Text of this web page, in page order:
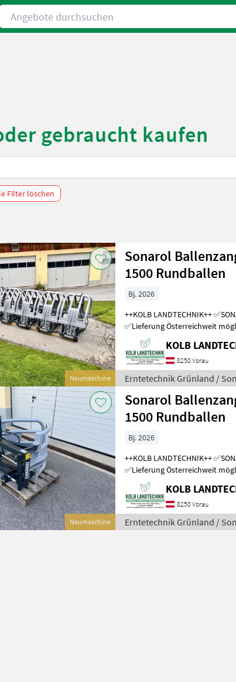
Angebote durchsuchen
gebraucht kaufen
Filter löschen
Neumaschine
Sonarol
1500 Rundballen
Bj. 2026
++KOLB LANDTECHNIK++ ✅SONAROL Rundballengreifer CBE 1500
✅Lieferung Österreichweit möglich ✅1550mm
✅lagernd mit Euro- und
KOLB
8250 Vorau
Erntetechnik Grünland /
Neumaschine
Sonarol
1500 Rundballen
Bj. 2026
++KOLB LANDTECHNIK++ ✅SONAROL Rundballengreifer CBE 1500
✅Lieferung Österreichweit möglich ✅3-Punkt und Euro
Aufnahme ✅150cm
KOLB
8250 Vorau
Erntetechnik Grünland /